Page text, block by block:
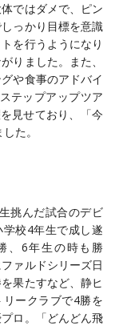
ではダメで、ピン
っかり目標を意識
を行うようになり
りました。また、
グや食事のアドバイ
テップアップツア
見せており、「今
た。
挑んだ試合のデビ
学校4年生で成し遂
、6年生の時も勝
ァルドシリーズ日
果たすなど、静ヒ
リークラブで4勝を
ロ。「どんどん飛